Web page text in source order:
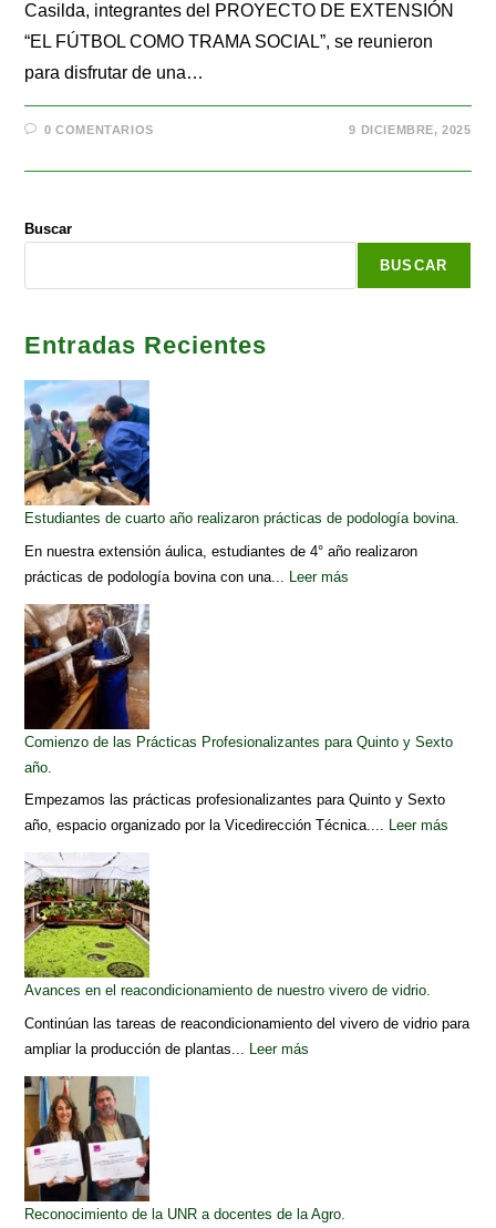
Casilda, integrantes del PROYECTO DE EXTENSIÓN
“EL FÚTBOL COMO TRAMA SOCIAL”, se reunieron
para disfrutar de una…
0 COMENTARIOS 9 DICIEMBRE, 2025
Buscar
BUSCAR
Entradas Recientes
Estudiantes de cuarto año realizaron prácticas de podología bovina.
En nuestra extensión áulica, estudiantes de 4° año realizaron
prácticas de podología bovina con una... Leer más
Comienzo de las Prácticas Profesionalizantes para Quinto y Sexto
año.
Empezamos las prácticas profesionalizantes para Quinto y Sexto
año, espacio organizado por la Vicedirección Técnica.... Leer más
Avances en el reacondicionamiento de nuestro vivero de vidrio.
Continúan las tareas de reacondicionamiento del vivero de vidrio para
ampliar la producción de plantas... Leer más
Reconocimiento de la UNR a docentes de la Agro.